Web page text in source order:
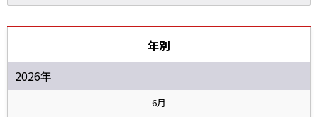
年別
2026年
6月